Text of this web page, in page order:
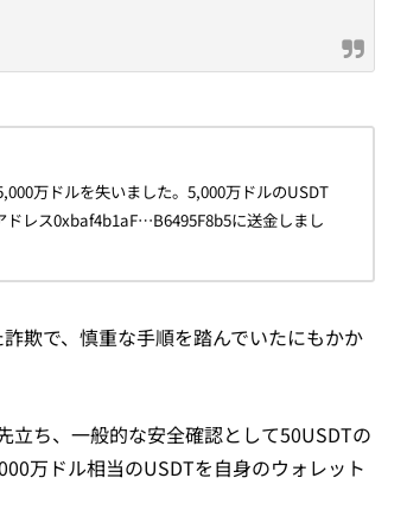
万ドルを失いました。5,000万ドルのUSDT
ドレス0xbaf4b1aF…B6495F8b5に送金しまし
欺で、慎重な手順を踏んでいたにもかか
ち、一般的な安全確認として50USDTの
万ドル相当のUSDTを自身のウォレット